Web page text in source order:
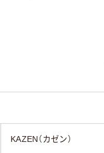
KAZEN（カゼン）